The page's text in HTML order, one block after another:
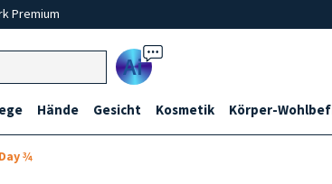
Premium
Ai
Hände Gesicht Kosmetik Körper-
¾